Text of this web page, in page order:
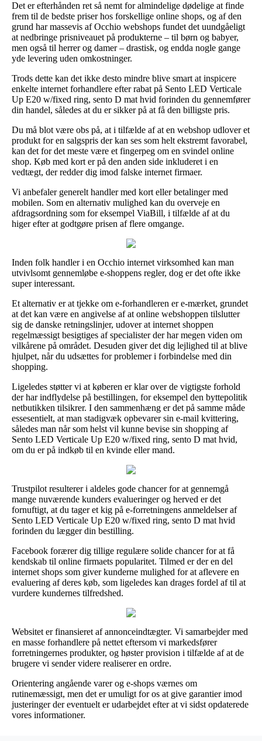
Det er efterhånden ret så nemt for almindelige dødelige at finde
frem til de bedste priser hos forskellige online shops, og af den
grund har massevis af Occhio webshops fundet det uundgåeligt
at nedbringe prisniveauet på produkterne – til børn og babyer,
men også til herrer og damer – drastisk, og endda nogle gange
yde levering uden omkostninger.
Trods dette kan det ikke desto mindre blive smart at inspicere
enkelte internet forhandlere efter rabat på Sento LED Verticale
Up E20 w/fixed ring, sento D mat hvid forinden du gennemfører
din handel, således at du er sikker på at få den billigste pris.
Du må blot være obs på, at i tilfælde af at en webshop udlover et
produkt for en salgspris der kan ses som helt ekstremt favorabel,
kan det for det meste være et fingerpeg om en svindel online
shop. Køb med kort er på den anden side inkluderet i en
vedtægt, der redder dig imod falske internet firmaer.
Vi anbefaler generelt handler med kort eller betalinger med
mobilen. Som en alternativ mulighed kan du overveje en
afdragsordning som for eksempel ViaBill, i tilfælde af at du
higer efter at godtgøre prisen af flere omgange.
Inden folk handler i en Occhio internet virksomhed kan man
utvivlsomt gennemløbe e-shoppens regler, dog er det ofte ikke
super interessant.
Et alternativ er at tjekke om e-forhandleren er e-mærket, grundet
at det kan være en angivelse af at online webshoppen tilslutter
sig de danske retningslinjer, udover at internet shoppen
regelmæssigt besigtiges af specialister der har megen viden om
vilkårene på området. Desuden giver det dig lejlighed til at blive
hjulpet, når du udsættes for problemer i forbindelse med din
shopping.
Ligeledes støtter vi at køberen er klar over de vigtigste forhold
der har indflydelse på bestillingen, for eksempel den byttepolitik
netbutikken tilsikrer. I den sammenhæng er det på samme måde
essesentielt, at man stadigvæk opbevarer sin e-mail kvittering,
således man når som helst vil kunne bevise sin shopping af
Sento LED Verticale Up E20 w/fixed ring, sento D mat hvid,
om du er på indkøb til en kvinde eller mand.
Trustpilot resulterer i aldeles gode chancer for at gennemgå
mange nuværende kunders evalueringer og herved er det
fornuftigt, at du tager et kig på e-forretningens anmeldelser af
Sento LED Verticale Up E20 w/fixed ring, sento D mat hvid
forinden du lægger din bestilling.
Facebook forærer dig tillige regulære solide chancer for at få
kendskab til online firmaets popularitet. Tilmed er der en del
internet shops som giver kunderne mulighed for at aflevere en
evaluering af deres køb, som ligeledes kan drages fordel af til at
vurdere kundernes tilfredshed.
Websitet er finansieret af annonceindtægter. Vi samarbejder med
en masse forhandlere på nettet eftersom vi markedsfører
forretningernes produkter, og høster provision i tilfælde af at de
brugere vi sender videre realiserer en ordre.
Orientering angående varer og e-shops værnes om
rutinemæssigt, men det er umuligt for os at give garantier imod
justeringer der eventuelt er udarbejdet efter at vi sidst opdaterede
vores informationer.